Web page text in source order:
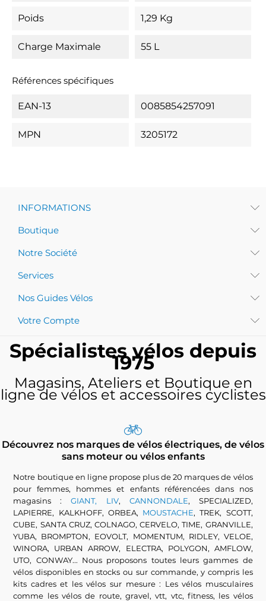
Poids 1,29 Kg
Charge Maximale 55 L
Références spécifiques
EAN-13 0085854257091
MPN 3205172
INFORMATIONS
Boutique
Notre Société
Services
Nos Guides Vélos
Votre Compte
Spécialistes vélos depuis
1975
Magasins, Ateliers et Boutique en
ligne de vélos et accessoires cyclistes
Découvrez nos marques de vélos électriques, de vélos
sans moteur ou vélos enfants
Notre boutique en ligne propose plus de 20 marques de vélos
pour femmes, hommes et enfants référencées dans nos
magasins :GIANT, LIV, CANNONDALE, SPECIALIZED,
LAPIERRE, KALKHOFF, ORBEA, MOUSTACHE, TREK, SCOTT,
CUBE, SANTA CRUZ, COLNAGO, CERVELO, TIME, GRANVILLE,
YUBA, BROMPTON, EOVOLT, MOMENTUM, RIDLEY, VELOE,
WINORA, URBAN ARROW, ELECTRA, POLYGON, AMFLOW,
UTO, CONWAY... Nous proposons toutes leurs gammes de
vélos disponibles en stocks ou sur commande, y compris les
kits cadres et les vélos sur mesure : Les vélos musculaires
comme les vélos de route, gravel, vtt, vtc, fitness, les vélos